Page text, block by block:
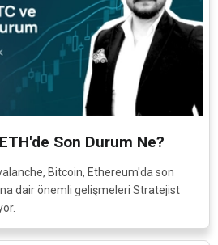
Son Durum Ne?
Bitcoin, Ethereum'da son
dair önemli gelişmeleri Stratejist